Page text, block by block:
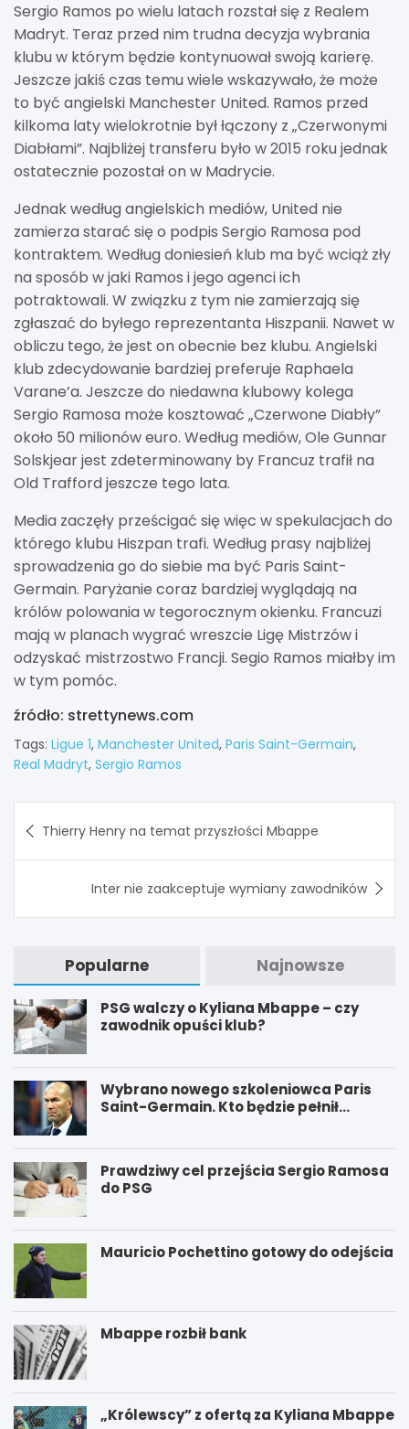
Sergio Ramos po wielu latach rozstał się z Realem
Madryt. Teraz przed nim trudna decyzja wybrania
klubu w którym będzie kontynuował swoją karierę.
Jeszcze jakiś czas temu wiele wskazywało, że może
to być angielski Manchester United. Ramos przed
kilkoma laty wielokrotnie był łączony z „Czerwonymi
Diabłami”. Najbliżej transferu było w 2015 roku jednak
ostatecznie pozostał on w Madrycie.
Jednak według angielskich mediów, United nie
zamierza starać się o podpis Sergio Ramosa pod
kontraktem. Według doniesień klub ma być wciąż zły
na sposób w jaki Ramos i jego agenci ich
potraktowali. W związku z tym nie zamierzają się
zgłaszać do byłego reprezentanta Hiszpanii. Nawet w
obliczu tego, że jest on obecnie bez klubu. Angielski
klub zdecydowanie bardziej preferuje Raphaela
Varane’a. Jeszcze do niedawna klubowy kolega
Sergio Ramosa może kosztować „Czerwone Diabły”
około 50 milionów euro. Według mediów, Ole Gunnar
Solskjear jest zdeterminowany by Francuz trafił na
Old Trafford jeszcze tego lata.
Media zaczęły prześcigać się więc w spekulacjach do
którego klubu Hiszpan trafi. Według prasy najbliżej
sprowadzenia go do siebie ma być Paris Saint-
Germain. Paryżanie coraz bardziej wyglądają na
królów polowania w tegorocznym okienku. Francuzi
mają w planach wygrać wreszcie Ligę Mistrzów i
odzyskać mistrzostwo Francji. Segio Ramos miałby im
w tym pomóc.
źródło: strettynews.com
Tags: Ligue 1, Manchester United, Paris Saint-Germain,
Real Madryt, Sergio Ramos
wpisu
Thierry Henry na temat przyszłości Mbappe
Inter nie zaakceptuje wymiany zawodników
Popularne Najnowsze
PSG walczy o Kyliana Mbappe – czy
zawodnik opuści klub?
Wybrano nowego szkoleniowca Paris
Saint-Germain. Kto będzie pełnił
Prawdziwy cel przejścia Sergio Ramosa
do PSG
Mauricio Pochettino gotowy do odejścia
Mbappe rozbił bank
„Królewscy” z ofertą za Kyliana Mbappe